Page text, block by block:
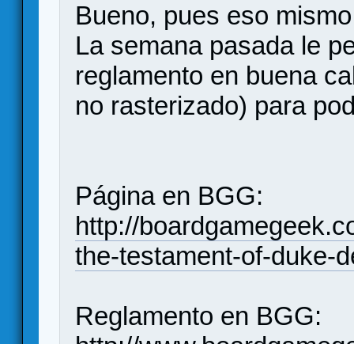
Bueno, pues eso
La semana pasada le
reglamento en buena
no rasterizado) para
Página en BGG:
http://
the-testament-of-duke-
Reglamento en BGG: